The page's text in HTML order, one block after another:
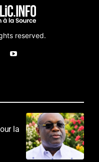
reserved.
la